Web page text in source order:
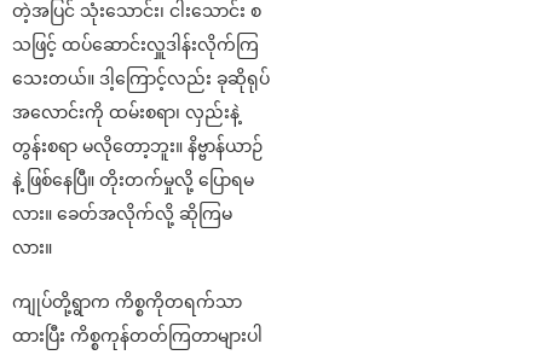
တဲ့အပြင် သုံးသောင်း၊ ငါးသောင်း စ
သဖြင့် ထပ်ဆောင်းလှူဒါန်းလိုက်ကြ
သေးတယ်။ ဒါ့ကြောင့်လည်း ခုဆိုရုပ်
အလောင်းကို ထမ်းစရာ၊ လှည်းနဲ့
တွန်းစရာ မလိုတော့ဘူး။ နိဗ္ဗာန်ယာဉ်
နဲ့ ဖြစ်နေပြီ။ တိုးတက်မှုလို့ ပြောရမ
လား။ ခေတ်အလိုက်လို့ ဆိုကြမ
လား။
ကျုပ်တို့ရွာက ကိစ္စကိုတရက်သာ
ထားပြီး ကိစ္စကုန်တတ်ကြတာများပါ